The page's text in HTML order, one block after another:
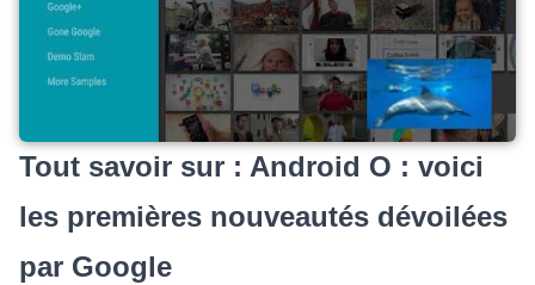
Tout savoir sur : Android O : voici
les premières nouveautés dévoilées
par Google